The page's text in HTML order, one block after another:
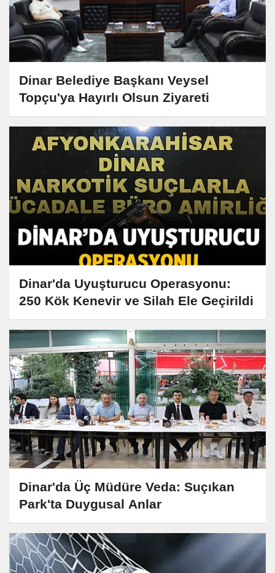
Dinar Belediye Başkanı Veysel
Topçu'ya Hayırlı Olsun Ziyareti
Dinar'da Uyuşturucu Operasyonu:
250 Kök Kenevir ve Silah Ele Geçirildi
Dinar'da Üç Müdüre Veda: Suçıkan
Park'ta Duygusal Anlar